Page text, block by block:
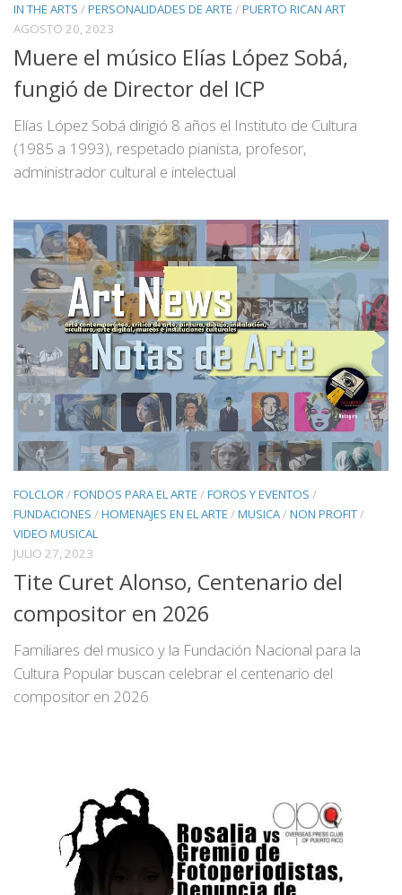
IN THE ARTS /PERSONALIDADES DE ARTE /PUERTO RICAN ART
AGOSTO 20, 2023
Muere el músico Elías López Sobá,
fungió de Director del ICP
Elías López Sobá dirigió 8 años el Instituto de Cultura
(1985 a 1993), respetado pianista, profesor,
administrador cultural e intelectual
FOLCLOR/FONDOS PARA EL ARTE /FOROS Y EVENTOS /
FUNDACIONES /HOMENAJES EN EL ARTE /MUSICA/NON PROFIT/
VIDEO MUSICAL
JULIO 27, 2023
Tite Curet Alonso, Centenario del
compositor en 2026
Familiares del musico y la Fundación Nacional para la
Cultura Popular buscan celebrar el centenario del
compositor en 2026